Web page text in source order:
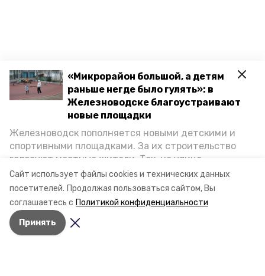
Сайт использует файлы cookies и технических данных
посетителей. Продолжая пользоваться сайтом, Вы
соглашаетесь с Политикой конфиденциальности
Принять
«Микрорайон большой, а детям
раньше негде было гулять»: в
Железноводске благоустраивают
новые площадки
Железноводск пополняется новыми детскими и
спортивными площадками. За их строительство
голосуют местные жители. Так, на улице
Октябрьской уже появилось современное
пространство для отдыха, а в Иноземцеве
приступили к возведению большой спортплощадки.
Подробнее о том, как она будет выглядеть — в
фоторепортаже «Победы26».